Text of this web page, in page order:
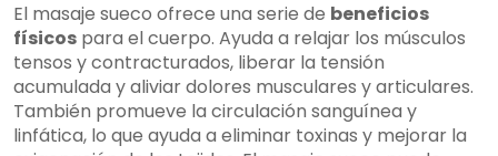
El masaje sueco ofrece una serie de beneficios
físicos para el cuerpo. Ayuda a relajar los músculos
tensos y contracturados, liberar la tensión
acumulada y aliviar dolores musculares y articulares.
También promueve la circulación sanguínea y
linfática, lo que ayuda a eliminar toxinas y mejorar la